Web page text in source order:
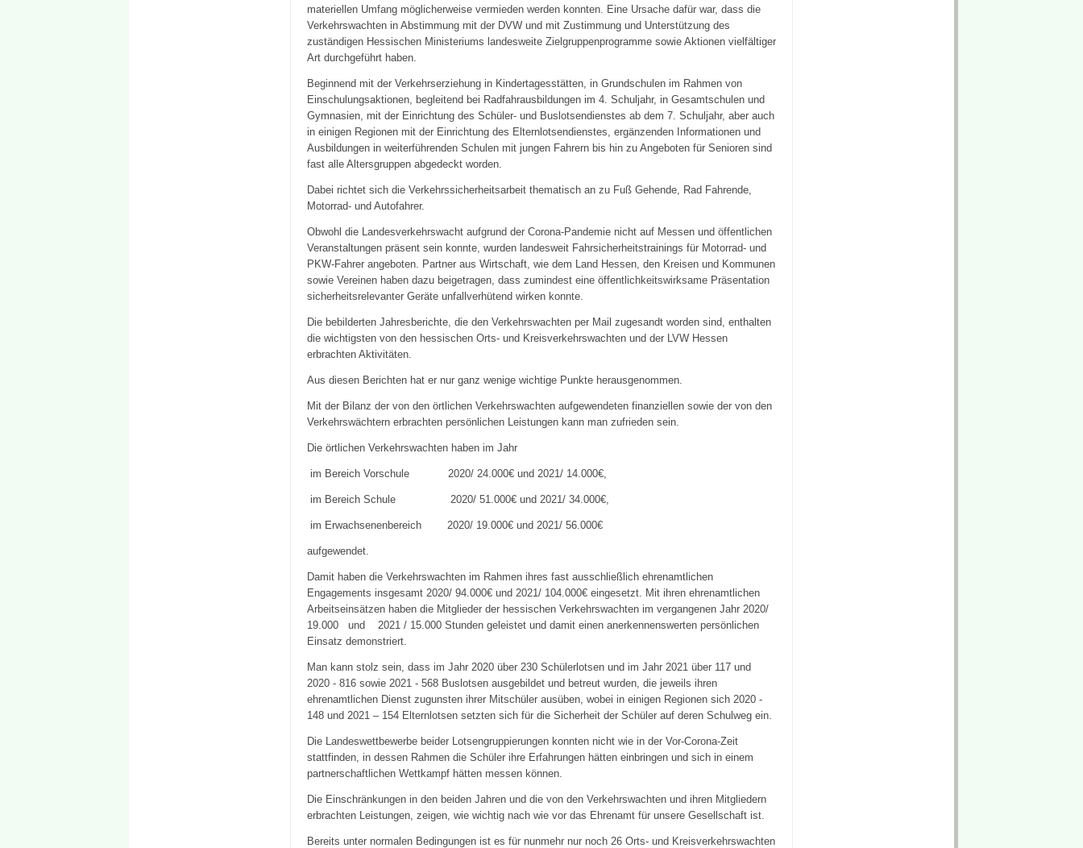
materiellen Umfang möglicherweise vermieden werden konnten. Eine Ursache dafür war, dass die
Verkehrswachten in Abstimmung mit der DVW und mit Zustimmung und Unterstützung des
zuständigen Hessischen Ministeriums landesweite Zielgruppenprogramme sowie Aktionen vielfältiger
Art durchgeführt haben.
Beginnend mit der Verkehrserziehung in Kindertagesstätten, in Grundschulen im Rahmen von
Einschulungsaktionen, begleitend bei Radfahrausbildungen im 4. Schuljahr, in Gesamtschulen und
Gymnasien, mit der Einrichtung des Schüler- und Buslotsendienstes ab dem 7. Schuljahr, aber auch
in einigen Regionen mit der Einrichtung des Elternlotsendienstes, ergänzenden Informationen und
Ausbildungen in weiterführenden Schulen mit jungen Fahrern bis hin zu Angeboten für Senioren sind
fast alle Altersgruppen abgedeckt worden.
Dabei richtet sich die Verkehrssicherheitsarbeit thematisch an zu Fuß Gehende, Rad Fahrende,
Motorrad- und Autofahrer.
Obwohl die Landesverkehrswacht aufgrund der Corona-Pandemie nicht auf Messen und öffentlichen
Veranstaltungen präsent sein konnte, wurden landesweit Fahrsicherheitstrainings für Motorrad- und
PKW-Fahrer angeboten. Partner aus Wirtschaft, wie dem Land Hessen, den Kreisen und Kommunen
sowie Vereinen haben dazu beigetragen, dass zumindest eine öffentlichkeitswirksame Präsentation
sicherheitsrelevanter Geräte unfallverhütend wirken konnte.
Die bebilderten Jahresberichte, die den Verkehrswachten per Mail zugesandt worden sind, enthalten
die wichtigsten von den hessischen Orts- und Kreisverkehrswachten und der LVW Hessen
erbrachten Aktivitäten.
Aus diesen Berichten hat er nur ganz wenige wichtige Punkte herausgenommen.
Mit der Bilanz der von den örtlichen Verkehrswachten aufgewendeten finanziellen sowie der von den
Verkehrswächtern erbrachten persönlichen Leistungen kann man zufrieden sein.
Die örtlichen Verkehrswachten haben im Jahr
im Bereich Vorschule 2020/ 24.000€ und 2021/ 14.000€,
im Bereich Schule 2020/ 51.000€ und 2021/ 34.000€,
im Erwachsenenbereich 2020/ 19.000€ und 2021/ 56.000€
aufgewendet.
Damit haben die Verkehrswachten im Rahmen ihres fast ausschließlich ehrenamtlichen
Engagements insgesamt 2020/ 94.000€ und 2021/ 104.000€ eingesetzt. Mit ihren ehrenamtlichen
Arbeitseinsätzen haben die Mitglieder der hessischen Verkehrswachten im vergangenen Jahr 2020/
19.000 und 2021 / 15.000 Stunden geleistet und damit einen anerkennenswerten persönlichen
Einsatz demonstriert.
Man kann stolz sein, dass im Jahr 2020 über 230 Schülerlotsen und im Jahr 2021 über 117 und
2020 - 816 sowie 2021 - 568 Buslotsen ausgebildet und betreut wurden, die jeweils ihren
ehrenamtlichen Dienst zugunsten ihrer Mitschüler ausüben, wobei in einigen Regionen sich 2020 -
148 und 2021 – 154 Elternlotsen setzten sich für die Sicherheit der Schüler auf deren Schulweg ein.
Die Landeswettbewerbe beider Lotsengruppierungen konnten nicht wie in der Vor-Corona-Zeit
stattfinden, in dessen Rahmen die Schüler ihre Erfahrungen hätten einbringen und sich in einem
partnerschaftlichen Wettkampf hätten messen können.
Die Einschränkungen in den beiden Jahren und die von den Verkehrswachten und ihren Mitgliedern
erbrachten Leistungen, zeigen, wie wichtig nach wie vor das Ehrenamt für unsere Gesellschaft ist.
Bereits unter normalen Bedingungen ist es für nunmehr nur noch 26 Orts- und Kreisverkehrswachten